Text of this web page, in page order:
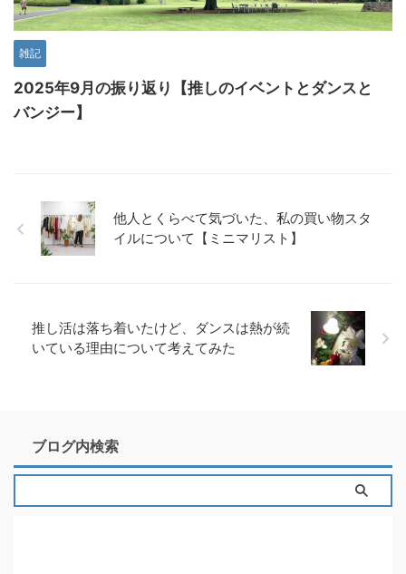
雑記
2025年9月の振り返り【推しのイベントとダンスと
バンジー】
他人とくらべて気づいた、私の買い物スタ
イルについて【ミニマリスト】
推し活は落ち着いたけど、ダンスは熱が続
いている理由について考えてみた
ブログ内検索